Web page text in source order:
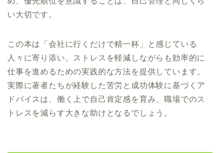
い大切です。
この本は「会社に行くだけで精一杯」と感じている
人々に寄り添い、ストレスを軽減しながらも効率的に
仕事を進めるための実践的な方法を提供しています。
実際に著者たちが経験した苦労と成功体験に基づくア
ドバイスは、働く上で自己肯定感を育み、職場でのス
トレスを減らす大きな助けとなるでしょう。